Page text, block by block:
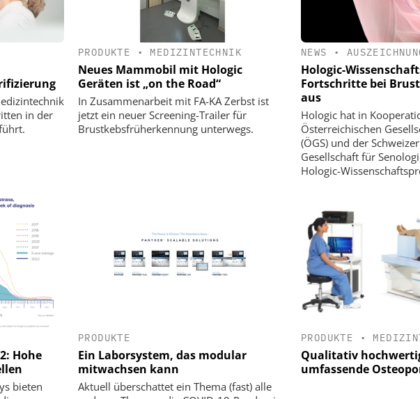
in der
PRODUKTE • MEDIZINTECHNIK
Neues Mammobil mit Hologic
Geräten ist „on the Road“
In Zusammenarbeit mit FA-KA Zerbst ist
jetzt ein neuer Screening-Trailer für
Brustkebsfrüherkennung unterwegs.
NEWS •
Hologic-
Fortschritte bei
aus
Hologic hat in
Österreichischen
(ÖGS) und der
Gesellschaft für
Hologic-
Hohe
bieten
PRODUKTE
Ein Laborsystem, das modular
mitwachsen kann
Aktuell überschattet ein Thema (fast) alle
PRODUKTE •
Qualitativ
umfassende